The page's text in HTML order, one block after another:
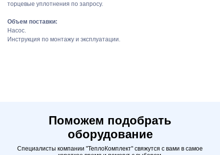
торцевые уплотнения по запросу.
Объем поставки:
Насос.
Инструкция по монтажу и эксплуатации.
Поможем подобрать
оборудование
Специалисты компании "ТеплоКомплект" свяжутся с вами в самое